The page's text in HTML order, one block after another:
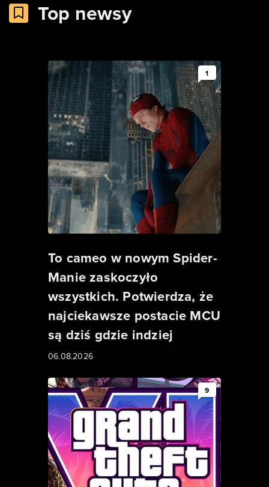
Top newsy
1
To cameo w nowym Spider-
Manie zaskoczyło
wszystkich. Potwierdza, że
najciekawsze postacie MCU
są dziś gdzie indziej
06.08.2026
9